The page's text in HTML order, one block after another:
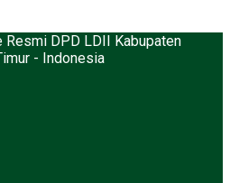
DPD LDII Kabupaten
- Indonesia